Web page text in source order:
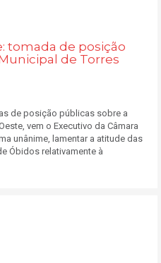
tomada de posição
de Torres
de posição públicas sobre a
vem o Executivo da Câmara
unânime, lamentar a atitude das
Óbidos relativamente à